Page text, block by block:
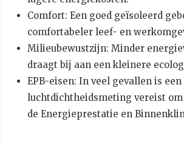
Comfort: Een goed geïsoleerd
comfortabeler leef- en
Milieubewustzijn: Minder
draagt bij aan een kleinere
EPB-eisen: In veel gevallen is een
luchtdichtheidsmeting vereist om
de Energieprestatie en